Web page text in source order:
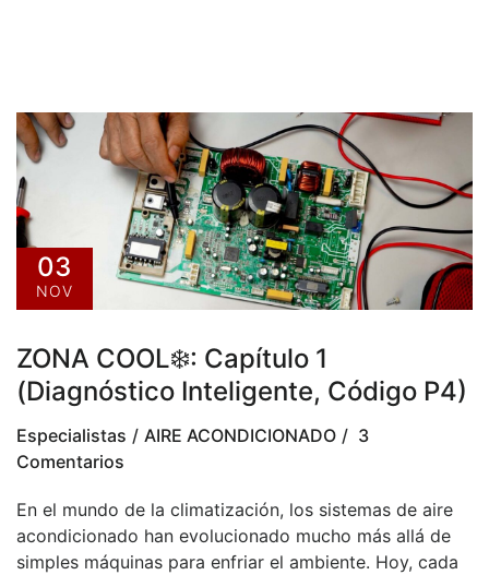
03
NOV
ZONA COOL❄️: Capítulo 1
(Diagnóstico Inteligente, Código P4)
Especialistas AIRE ACONDICIONADO
3
Comentarios
En el mundo de la climatización, los sistemas de aire
acondicionado han evolucionado mucho más allá de
simples máquinas para enfriar el ambiente. Hoy, cada